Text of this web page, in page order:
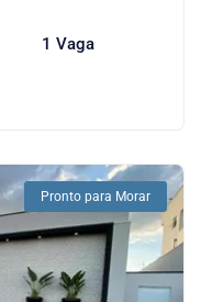
1 Vaga
Pronto para Morar